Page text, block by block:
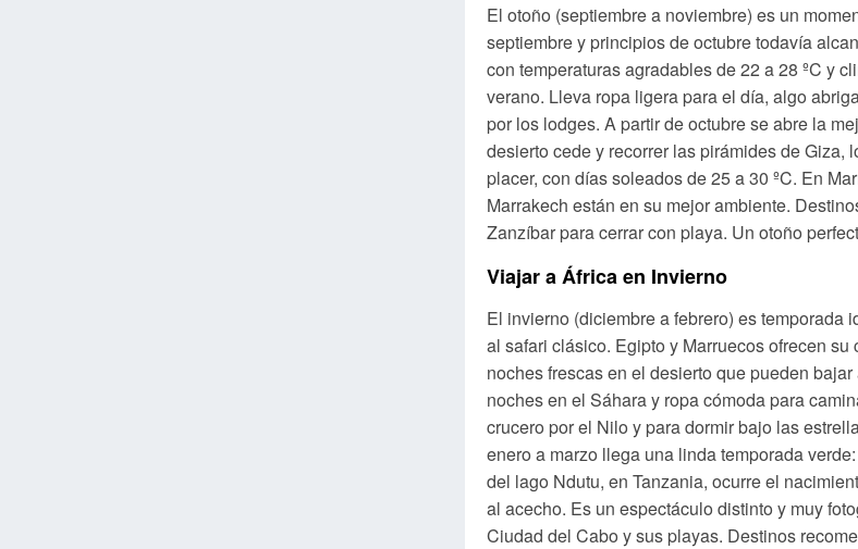
El otoño (septiembre a noviembre) es un
septiembre y principios de octubre todavía
con temperaturas agradables de 22 a 28 ºC y
verano. Lleva ropa ligera para el día, algo
por los lodges. A partir de octubre se abre la
desierto cede y recorrer las pirámides de
placer, con días soleados de 25 a 30 ºC. En
Marrakech están en su mejor ambiente.
Zanzíbar para cerrar con playa. Un otoño
Viajar a África en Invierno
El invierno (diciembre a febrero) es temporada
al safari clásico. Egipto y Marruecos ofrecen
noches frescas en el desierto que pueden
noches en el Sáhara y ropa cómoda para
crucero por el Nilo y para dormir bajo las
enero a marzo llega una linda temporada
del lago Ndutu, en Tanzania, ocurre el
al acecho. Es un espectáculo distinto y muy
Ciudad del Cabo y sus playas. Destinos